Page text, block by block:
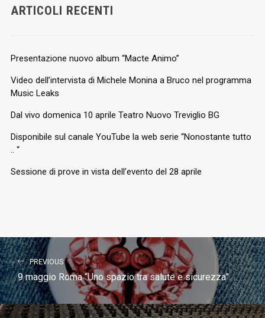
ARTICOLI RECENTI
Presentazione nuovo album “Macte Animo”
Video dell’intervista di Michele Monina a Bruco nel programma
Music Leaks
Dal vivo domenica 10 aprile Teatro Nuovo Treviglio BG
Disponibile sul canale YouTube la web serie “Nonostante tutto
.. “
Sessione di prove in vista dell’evento del 28 aprile
PREVIOUS
9 maggio Roma “Uno spazio tra salute e sicurezza”